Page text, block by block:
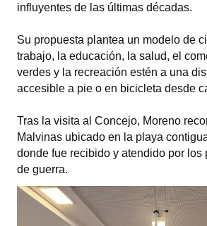
Periodistas Decanos - Registro
Ciudadano Ilustre - Registro
Banca del Vecino - Registro
Antiguos Pobladores - Registro
Reconocimientos - Registro
Bariloche, Municipio intercultural
Entrega de distinciones
influyentes de las últimas décadas.
Su propuesta plantea un modelo de
trabajo, la educación, la salud, el
verdes y la recreación estén a una
accesible a pie o en bicicleta desde
Tras la visita al Concejo, Moreno
Malvinas ubicado en la playa
donde fue recibido y atendido por los
de guerra.